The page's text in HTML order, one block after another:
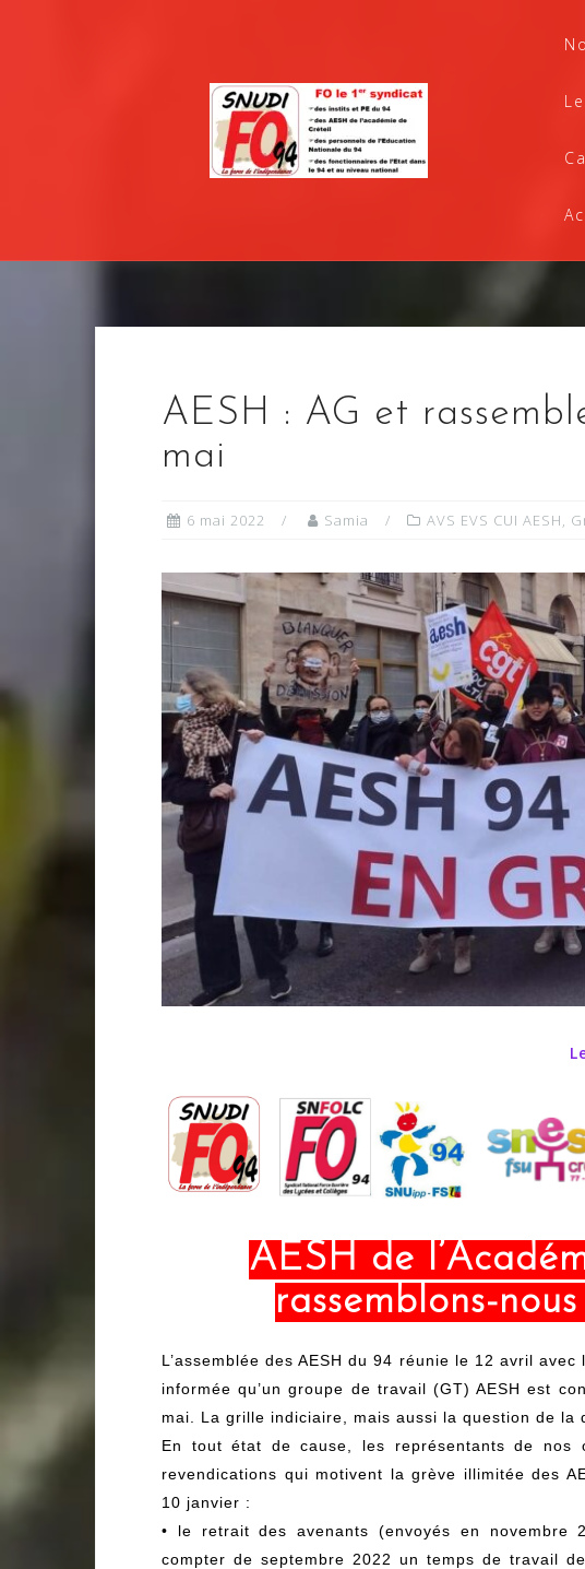
AESH : AG et
mai
6 mai 2022 Samia AVS EVS CUI AESH,
AESH de
rassemblons-
L’assemblée des AESH du 94 réunie le 12 avril
informée qu’un groupe de travail (GT) AESH est
mai. La grille indiciaire, mais aussi la question de la
En tout état de cause, les représentants de nos
revendications qui motivent la grève illimitée des
10 janvier :
• le retrait des avenants (envoyés en novembre
compter de septembre 2022 un temps de travail